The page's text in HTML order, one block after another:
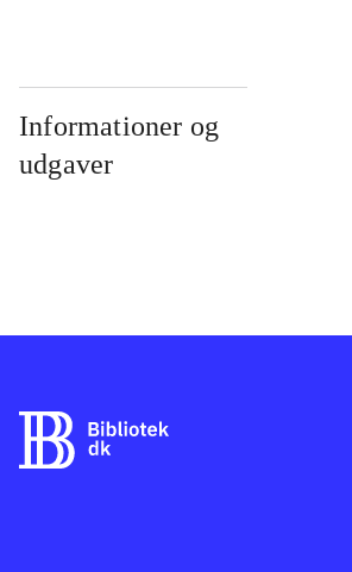
Informationer og
udgaver